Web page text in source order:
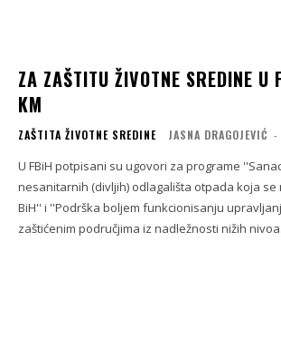
ZA ZAŠTITU ŽIVOTNE SREDINE U
KM
ZAŠTITA ŽIVOTNE SREDINE JASNA DRAGOJEVIĆ -
U FBiH potpisani su ugovori za programe
nesanitarnih (divljih) odlagališta otpada koja se
BiH'' i ''Podrška boljem funkcionisanju
zaštićenim područjima iz nadležnosti nižih